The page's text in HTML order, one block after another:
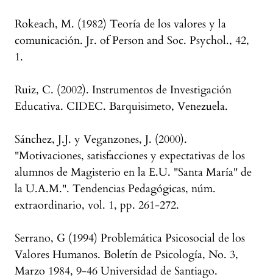
Rokeach, M. (1982) Teoría de los valores y la
comunicación. Jr. of Person and Soc. Psychol., 42,
1.
Ruiz, C. (2002). Instrumentos de Investigación
Educativa. CIDEC. Barquisimeto, Venezuela.
Sánchez, J.J. y Veganzones, J. (2000).
"Motivaciones, satisfacciones y expectativas de los
alumnos de Magisterio en la E.U. "Santa María" de
la U.A.M.". Tendencias Pedagógicas, núm.
extraordinario, vol. 1, pp. 261-272.
Serrano, G (1994) Problemática Psicosocial de los
Valores Humanos. Boletín de Psicología, No. 3,
Marzo 1984, 9-46 Universidad de Santiago.